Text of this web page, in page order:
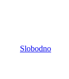
Slobodno